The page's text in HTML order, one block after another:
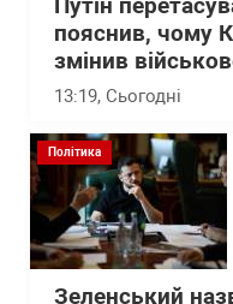
Путін
пояснив, чому
змінив
13:19, Сьогодні
Політика
Зеленський